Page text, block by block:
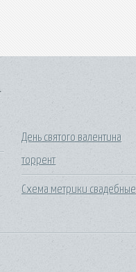
День святого валентина
торрент
Схема метрики свадебные